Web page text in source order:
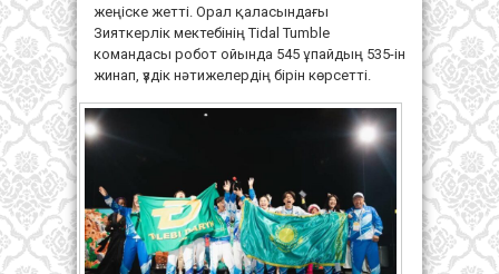
жеңіске жетті. Орал қаласындағы
Зияткерлік мектебінің Tidal Tumble
командасы робот ойында 545 ұпайдың 535-ін
жинап, үздік нәтижелердің бірін көрсетті.